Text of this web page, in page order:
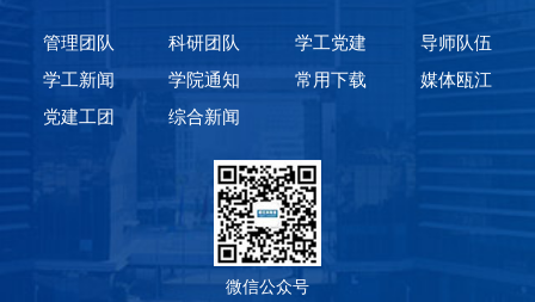
管理团队 科研团队 学工党建
导师队伍
学工新闻
学院通知 常用下载
媒体瓯江
党建工团
综合新闻
微信公众号